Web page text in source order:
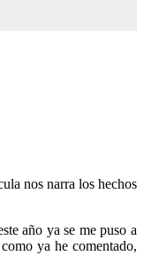
nos narra los hechos
año ya se me puso a
ya he comentado,